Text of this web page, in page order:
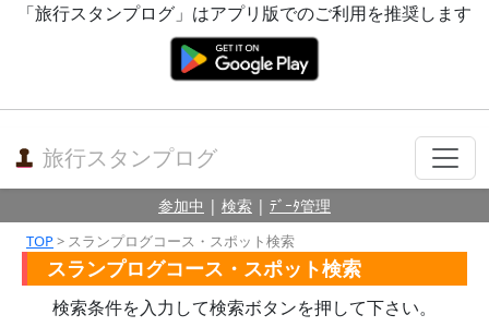
「旅行スタンプログ」はアプリ版でのご利用を推奨します
旅行スタンプログ
参加中 | 検索 | ﾃﾞｰﾀ管理
TOP> スランプログコース・スポット検索
スランプログコース・スポット検索
検索条件を入力して検索ボタンを押して下さい。